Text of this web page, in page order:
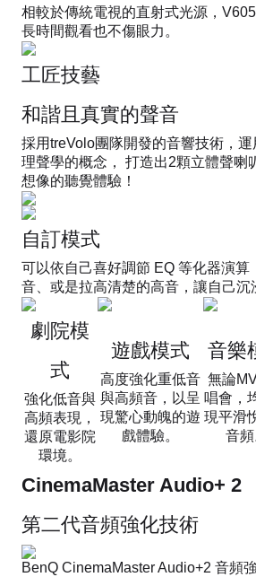
相較於傳統電視的直射式光源，
長時間觀看也不傷眼力。
工匠技藝
和諧且真實的聲音​​
採用treVolo團隊開發的音響技術，
理聲學的概念， 打造出2顆立體聲喇
想像的聽覺體驗！​
自訂模式
可以依自己喜好調節 EQ 等化器演算
音、或是拉高清楚的高音，讓自己沉
劇院模
式
強化低音與
高頻表現，
還原電影院
環境。
遊戲模式
高度強化重低音
與高頻音，以呈
現驚心動魄的遊
戲體驗。
音樂
無論
唱會，
現平滑
音頻
CinemaMaster Audio+ 2
第二代音頻強化技術
BenQ CinemaMaster Audio+2 音頻